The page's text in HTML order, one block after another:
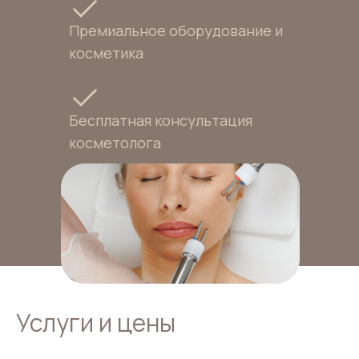
Премиальное оборудование и
косметика
Бесплатная консультация
косметолога
Услуги и цены